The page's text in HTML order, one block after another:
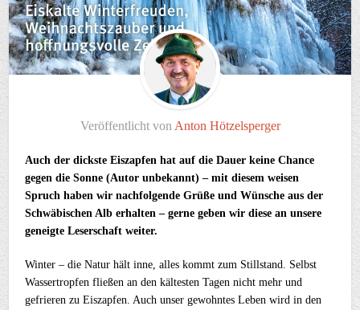
Veröffentlicht von Anton Hötzelsperger
Auch der dickste Eiszapfen hat auf die Dauer keine Chance
gegen die Sonne (Autor unbekannt) – mit diesem weisen
Spruch haben wir nachfolgende Grüße und Wünsche aus der
Schwäbischen Alb erhalten – gerne geben wir diese an unsere
geneigte Leserschaft weiter.
Winter – die Natur hält inne, alles kommt zum Stillstand. Selbst
Wassertropfen fließen an den kältesten Tagen nicht mehr und
gefrieren zu Eiszapfen. Auch unser gewohntes Leben wird in den